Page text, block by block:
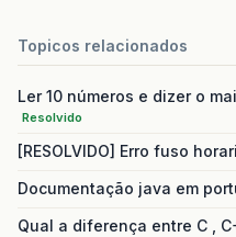
Topicos relacionados
Ler 10 números e dizer o
Resolvido
[RESOLVIDO] Erro fuso
Documentação java em
Qual a diferença entre C ,